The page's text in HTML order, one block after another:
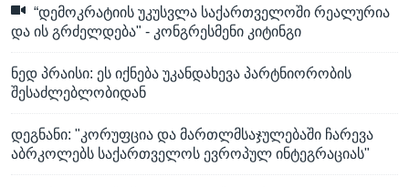
“დემოკრატიის უკუსვლა საქართველოში რეალურია
და ის გრძელდება" - კონგრესმენი კიტინგი
ნედ პრაისი: ეს იქნება უკანდახევა პარტნიორობის
შესაძლებლობიდან
დეგნანი: "კორუფცია და მართლმსაჯულებაში ჩარევა
აბრკოლებს საქართველოს ევროპულ ინტეგრაციას"